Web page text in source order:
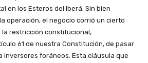
en los Esteros del Iberá. Sin bien
operación, el negocio corrió un cierto
restricción constitucional,
61 de nuestra Constitución, de pasar
inversores foráneos. Esta cláusula que